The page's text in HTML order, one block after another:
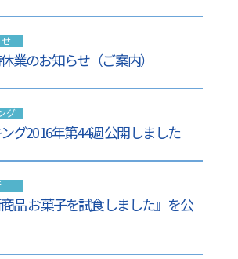
業のお知らせ（ご案内）
グ
グ2016年第44週 公開しました
品 お菓子を試食しました』を公